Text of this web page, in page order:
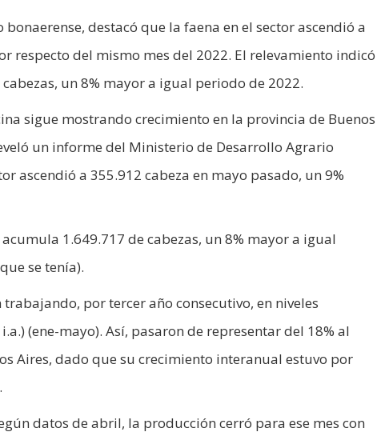
destacó que la faena en el sector ascendió a
respecto del mismo mes del 2022. El relevamiento indicó
un 8% mayor a igual periodo de 2022.
sigue mostrando crecimiento en la provincia de Buenos
un informe del Ministerio de Desarrollo Agrario
ascendió a 355.912 cabeza en mayo pasado, un 9%
1.649.717 de cabezas, un 8% mayor a igual
se tenía).
por tercer año consecutivo, en niveles
(ene-mayo). Así, pasaron de representar del 18% al
Aires, dado que su crecimiento interanual estuvo por
datos de abril, la producción cerró para ese mes con